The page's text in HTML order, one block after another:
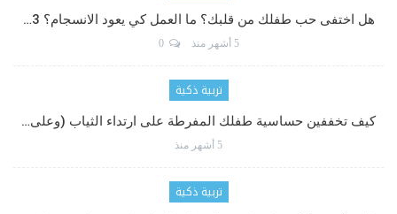
هل اختفى حب طفلك من قلبك؟ ما العمل كي يعود الانسجام؟ 3…
5 أشهر منذ 0
تربية ذكية
كيف تخففين حساسية طفلك المفرطة على ارتداء الثياب (وعلى…
5 أشهر منذ
تربية ذكية